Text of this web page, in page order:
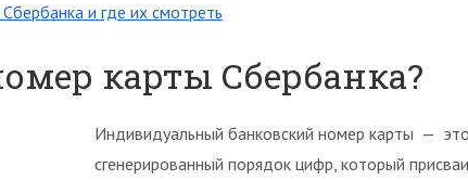
и где их смотреть
карты Сбербанка?
Индивидуальный банковский номер карты — это
сгенерированный порядок цифр, который